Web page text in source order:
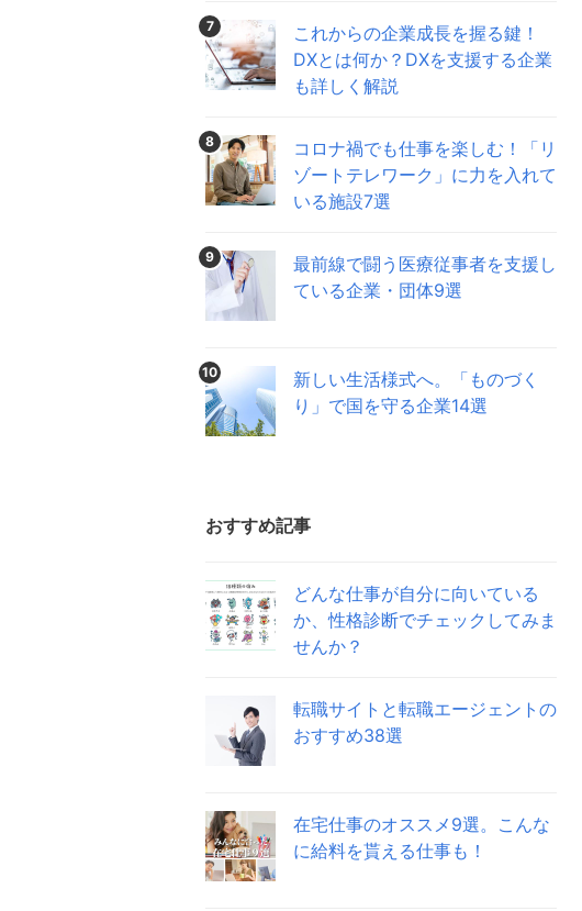
7
これからの企業成長を握る鍵！
DXとは何か？DXを支援する企業
も詳しく解説
8
コロナ禍でも仕事を楽しむ！「リ
ゾートテレワーク」に力を入れて
いる施設7選
9
最前線で闘う医療従事者を支援し
ている企業・団体9選
10
新しい生活様式へ。「ものづく
り」で国を守る企業14選
おすすめ記事
どんな仕事が自分に向いている
か、性格診断でチェックしてみま
せんか？
転職サイトと転職エージェントの
おすすめ38選
在宅仕事のオススメ9選。こんな
に給料を貰える仕事も！